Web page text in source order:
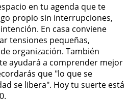
en tu agenda que te
propio sin interrupciones,
En casa conviene
tensiones pequeñas,
organización. También
ayudará a comprender mejor
que "lo que se
se libera". Hoy tu suerte está